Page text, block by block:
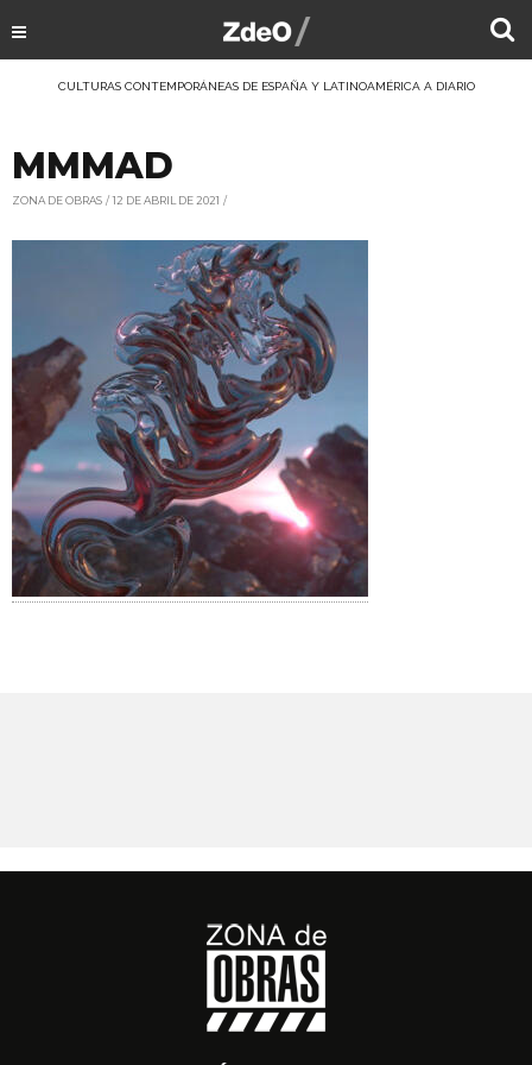
CULTURAS CONTEMPORÁNEAS DE ESPAÑA Y LATINOAMÉRICA A DIARIO
MMMAD
ZONA DE OBRAS 12 DE ABRIL DE 2021